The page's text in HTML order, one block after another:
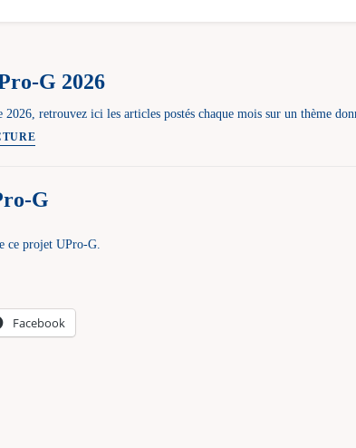
G 2026
2026, retrouvez ici les articles postés chaque mois sur un thème
Challenge
2026
G
ce projet UPro-G.
Facebook